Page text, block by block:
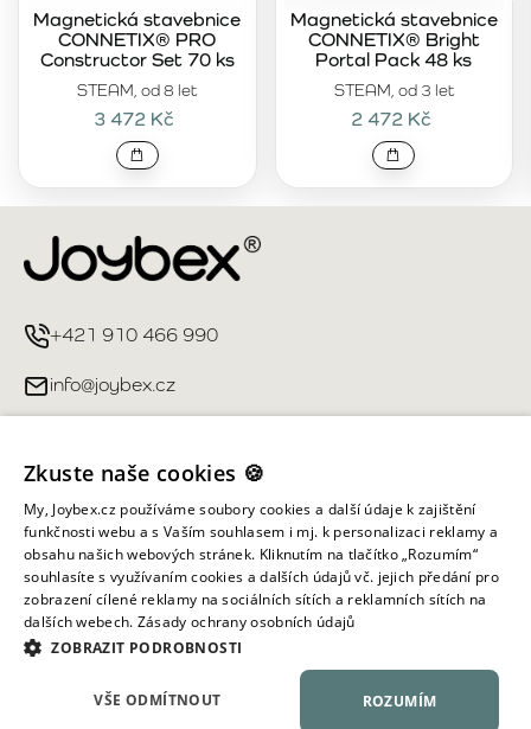
STEAM, od 8 let
Magnetická stavebnice
CONNETIX® PRO
Constructor Set 70 ks
3 472 Kč
STEAM, od 3 let
Magnetická stavebnice
CONNETIX® Bright
Portal Pack 48 ks
2 472 Kč
+421 910 466 990
info@joybex.cz
Můj účet
Informace obchodu
Všechna práva vyhrazena ©
Zkuste naše cookies 🍪
My, Joybex.cz používáme soubory cookies a další údaje k zajištění
funkčnosti webu a s Vaším souhlasem i mj. k personalizaci reklamy a
obsahu našich webových stránek. Kliknutím na tlačítko „Rozumím“
souhlasíte s využívaním cookies a dalších údajů vč. jejich předání pro
zobrazení cílené reklamy na sociálních sítích a reklamních sítích na
dalších webech. Zásady ochrany osobních údajů
ZOBRAZIT PODROBNOSTI
ROZUMÍM
VŠE ODMÍTNOUT